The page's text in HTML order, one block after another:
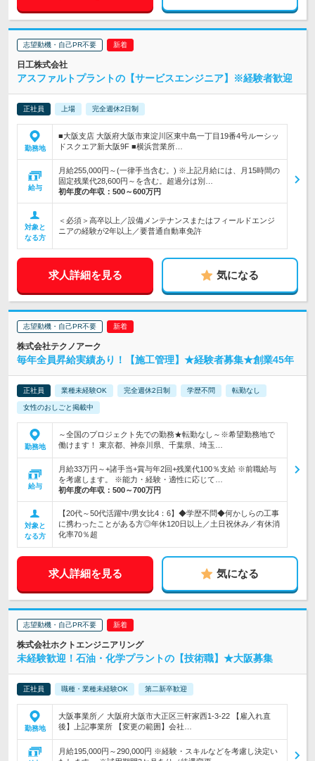
志望動機・自己PR不要
日工株式会社
アスファルトプラントの【サービスエンジニア】※経験者歓迎
正社員 上場 完全週休2日制
勤務地
■大阪支店 大阪府大阪市東淀川区東中島一丁目19番4号ルーシッ
ドスクエア新大阪9F ■横浜営業所…
給与
月給255,000円～(一律手当含む。) ※上記月給には、月15時間の
固定残業代28,600円～を含む。超過分は別…
初年度の年収： 500～600万円
対象と
なる方
＜必須＞高卒以上／設備メンテナンスまたはフィールドエンジ
ニアの経験が2年以上／要普通自動車免許
求人詳細を見る 気になる
志望動機・自己PR不要
株式会社テクノアーク
毎年全員昇給実績あり！【施工管理】★経験者募集★創業45年
正社員 業種未経験OK 完全週休2日制 学歴不問 転勤なし
女性のおしごと掲載中
勤務地
～全国のプロジェクト先での勤務★転勤なし～※希望勤務地で
働けます！ 東京都、神奈川県、千葉県、埼玉…
給与
月給33万円～+諸手当+賞与年2回+残業代100％支給 ※前職給与
を考慮します。 ※能力・経験・適性に応じて…
初年度の年収： 500～700万円
対象と
なる方
【20代～50代活躍中/男女比4：6】◆学歴不問◆何かしらの工事
に携わったことがある方◎年休120日以上／土日祝休み／有休消
化率70％超
求人詳細を見る 気になる
志望動機・自己PR不要
株式会社ホクトエンジニアリング
未経験歓迎！石油・化学プラントの【技術職】★大阪募集
正社員 職種・業種未経験OK 第二新卒歓迎
勤務地
大阪事業所／ 大阪府大阪市大正区三軒家西1-3-22 【雇入れ直
後】上記事業所 【変更の範囲】会社…
月給195,000円～290,000円 ※経験・スキルなどを考慮し決定い